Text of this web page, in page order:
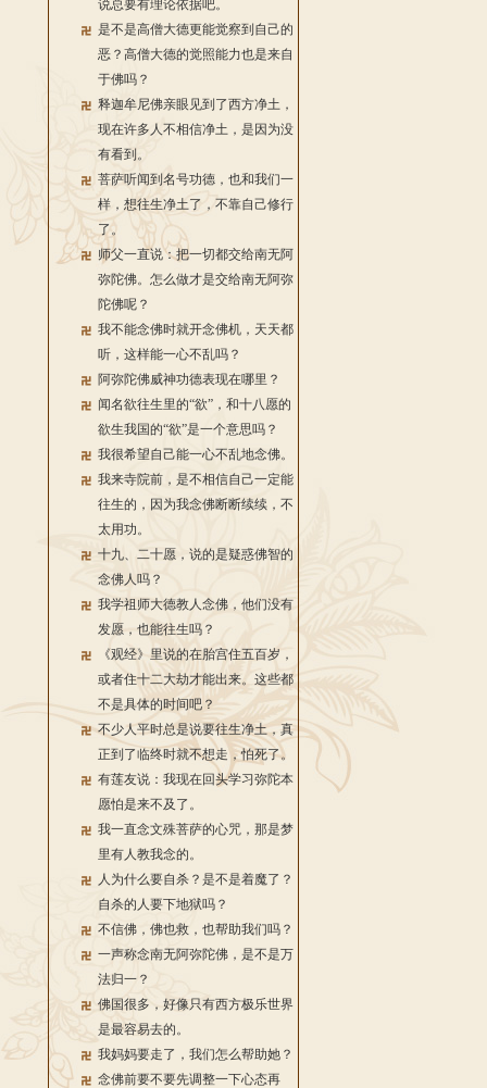
说总要有理论依据吧。
是不是高僧大德更能觉察到自己的
恶？高僧大德的觉照能力也是来自
于佛吗？
释迦牟尼佛亲眼见到了西方净土，
现在许多人不相信净土，是因为没
有看到。
菩萨听闻到名号功德，也和我们一
样，想往生净土了，不靠自己修行
了。
师父一直说：把一切都交给南无阿
弥陀佛。怎么做才是交给南无阿弥
陀佛呢？
我不能念佛时就开念佛机，天天都
听，这样能一心不乱吗？
阿弥陀佛威神功德表现在哪里？
闻名欲往生里的“欲”，和十八愿的
欲生我国的“欲”是一个意思吗？
我很希望自己能一心不乱地念佛。
我来寺院前，是不相信自己一定能
往生的，因为我念佛断断续续，不
太用功。
十九、二十愿，说的是疑惑佛智的
念佛人吗？
我学祖师大德教人念佛，他们没有
发愿，也能往生吗？
《观经》里说的在胎宫住五百岁，
或者住十二大劫才能出来。这些都
不是具体的时间吧？
不少人平时总是说要往生净土，真
正到了临终时就不想走，怕死了。
有莲友说：我现在回头学习弥陀本
愿怕是来不及了。
我一直念文殊菩萨的心咒，那是梦
里有人教我念的。
人为什么要自杀？是不是着魔了？
自杀的人要下地狱吗？
不信佛，佛也救，也帮助我们吗？
一声称念南无阿弥陀佛，是不是万
法归一？
佛国很多，好像只有西方极乐世界
是最容易去的。
我妈妈要走了，我们怎么帮助她？
念佛前要不要先调整一下心态再